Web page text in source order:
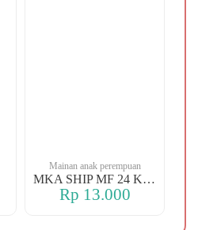
Mainan anak perempuan
MKA SHIP MF 24 KERANJANG
Rp 13.000